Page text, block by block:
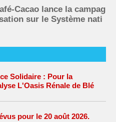
Cacao lance la campag
sur le Système nati
Solidaire : Pour la
L'Oasis Rénale de Blé
pour le 20 août 2026.